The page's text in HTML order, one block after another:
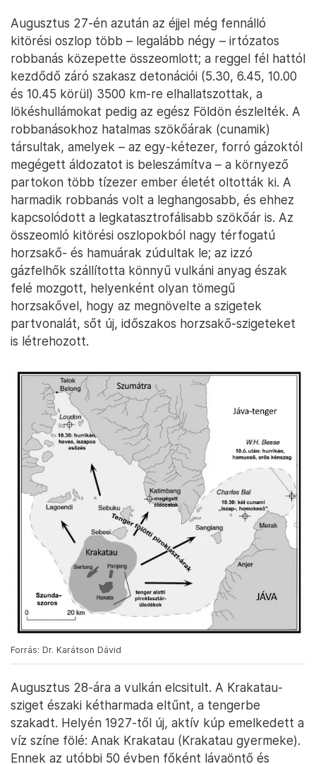
Augusztus 27-én azután az éjjel még fennálló
kitörési oszlop több – legalább négy – irtózatos
robbanás közepette összeomlott; a reggel fél hattól
kezdődő záró szakasz detonációi (5.30, 6.45, 10.00
és 10.45 körül) 3500 km-re elhallatszottak, a
lökéshullámokat pedig az egész Földön észlelték. A
robbanásokhoz hatalmas szökőárak (cunamik)
társultak, amelyek – az egy-kétezer, forró gázoktól
megégett áldozatot is beleszámítva – a környező
partokon több tízezer ember életét oltották ki. A
harmadik robbanás volt a leghangosabb, és ehhez
kapcsolódott a legkatasztrofálisabb szökőár is. Az
összeomló kitörési oszlopokból nagy térfogatú
horzsakő- és hamuárak zúdultak le; az izzó
gázfelhők szállította könnyű vulkáni anyag észak
felé mozgott, helyenként olyan tömegű
horzsakővel, hogy az megnövelte a szigetek
partvonalát, sőt új, időszakos horzsakő-szigeteket
is létrehozott.
Forrás: Dr. Karátson Dávid
Augusztus 28-ára a vulkán elcsitult. A Krakatau-
sziget északi kétharmada eltűnt, a tengerbe
szakadt. Helyén 1927-től új, aktív kúp emelkedett a
víz színe fölé: Anak Krakatau (Krakatau gyermeke).
Ennek az utóbbi 50 évben főként lávaöntő és